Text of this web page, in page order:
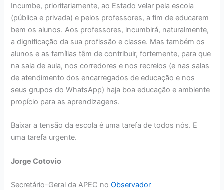
Incumbe, prioritariamente, ao Estado velar pela escola
(pública e privada) e pelos professores, a fim de educarem
bem os alunos. Aos professores, incumbirá, naturalmente,
a dignificação da sua profissão e classe. Mas também os
alunos e as famílias têm de contribuir, fortemente, para que
na sala de aula, nos corredores e nos recreios (e nas salas
de atendimento dos encarregados de educação e nos
seus grupos do WhatsApp) haja boa educação e ambiente
propício para as aprendizagens.
Baixar a tensão da escola é uma tarefa de todos nós. E
uma tarefa urgente.
Jorge Cotovio
Secretário-Geral da APEC noObservador